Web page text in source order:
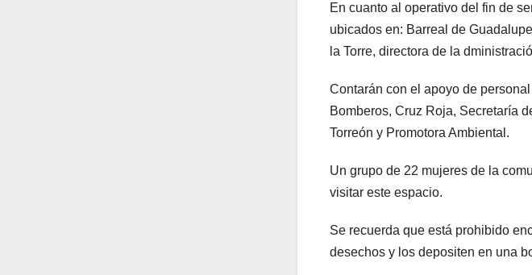
En cuanto al operativo del fin de
ubicados en: Barreal de
la Torre, directora de la
Contarán con el apoyo de
Bomberos, Cruz Roja, Secretaría
Torreón y Promotora Ambiental.
Un grupo de 22 mujeres de la
visitar este espacio.
Se recuerda que está prohibido
desechos y los depositen en una